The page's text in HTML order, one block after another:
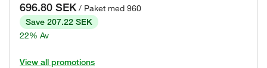
696.80 SEK / Paket med 960
Save 207.22 SEK
22% Av
View all promotions